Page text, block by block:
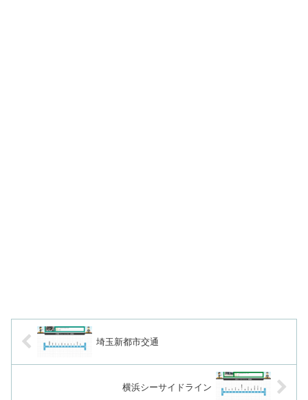
埼玉新都市交通
横浜シーサイドライン